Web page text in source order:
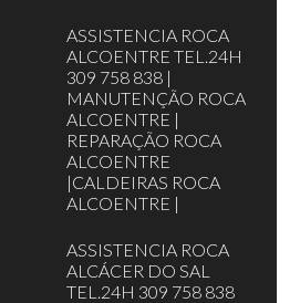
ASSISTENCIA ROCA
ALCOENTRE TEL.24H
309 758 838 |
MANUTENÇÃO ROCA
ALCOENTRE |
REPARAÇÃO ROCA
ALCOENTRE
|CALDEIRAS ROCA
ALCOENTRE |
ASSISTENCIA ROCA
ALCÁCER DO SAL
TEL.24H 309 758 838